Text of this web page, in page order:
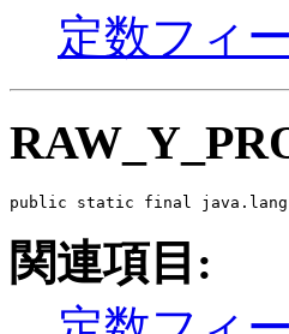
定数フィ
public static final
関連項目: